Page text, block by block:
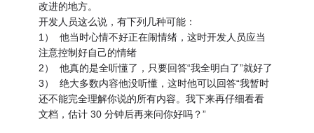
改进的地方。
开发人员这么说，有下列几种可能：
1） 他当时心情不好正在闹情绪，这时开发人员应当
注意控制好自己的情绪
2） 他真的是全听懂了，只要回答“我全明白了”就好了
3） 绝大多数内容他没听懂，这时他可以回答“我暂时
还不能完全理解你说的所有内容。我下来再仔细看看
文档，估计 30 分钟后再来问你好吗？”